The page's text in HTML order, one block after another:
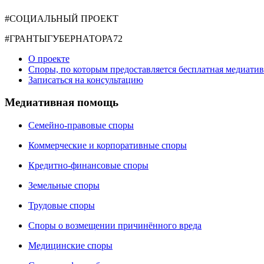
#СОЦИАЛЬНЫЙ ПРОЕКТ
#ГРАНТЫГУБЕРНАТОРА72
О проекте
Споры, по которым предоставляется бесплатная
Записаться на консультацию
Медиативная помощь
Семейно-правовые споры
Коммерческие и корпоративные споры
Кредитно-финансовые споры
Земельные споры
Трудовые споры
Споры о возмещении причинённого вреда
Медицинские споры